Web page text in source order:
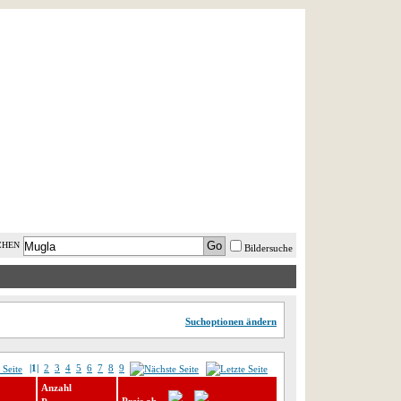
Bildersuche
Suchoptionen ändern
|1| 2 3 4 5 6 7 8 9
Anzahl